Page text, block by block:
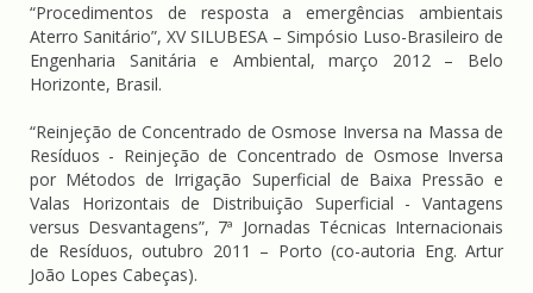
“Procedimentos de resposta a emergências ambientais
Aterro Sanitário”, XV SILUBESA – Simpósio Luso-Brasileiro de
Engenharia Sanitária e Ambiental, março 2012 – Belo
Horizonte, Brasil.
“Reinjeção de Concentrado de Osmose Inversa na Massa de
Resíduos - Reinjeção de Concentrado de Osmose Inversa
por Métodos de Irrigação Superficial de Baixa Pressão e
Valas Horizontais de Distribuição Superficial - Vantagens
versus Desvantagens”, 7ª Jornadas Técnicas Internacionais
de Resíduos, outubro 2011 – Porto (co-autoria Eng. Artur
João Lopes Cabeças).